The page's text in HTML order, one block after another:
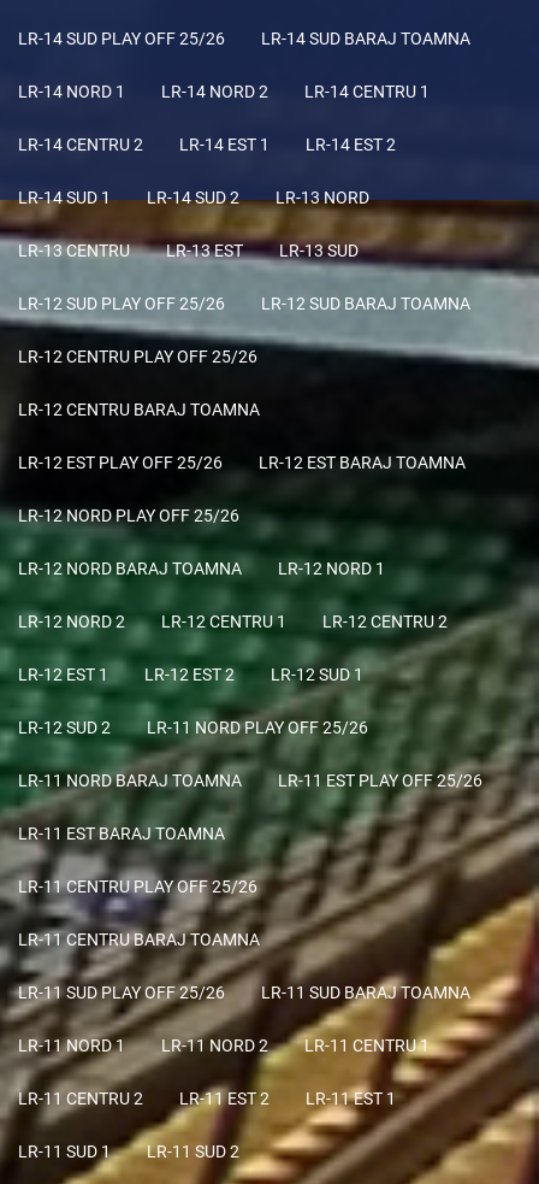
LR-14 SUD PLAY OFF 25/26 LR-14 SUD BARAJ TOAMNA
LR-14 NORD 1 LR-14 NORD 2 LR-14 CENTRU 1
LR-14 CENTRU 2 LR-14 EST 1 LR-14 EST 2
LR-14 SUD 1 LR-14 SUD 2 LR-13 NORD
LR-13 CENTRU LR-13 EST LR-13 SUD
LR-12 SUD PLAY OFF 25/26 LR-12 SUD BARAJ TOAMNA
LR-12 CENTRU PLAY OFF 25/26
LR-12 CENTRU BARAJ TOAMNA
LR-12 EST PLAY OFF 25/26 LR-12 EST BARAJ TOAMNA
LR-12 NORD PLAY OFF 25/26
LR-12 NORD BARAJ TOAMNA LR-12 NORD 1
LR-12 NORD 2 LR-12 CENTRU 1 LR-12 CENTRU 2
LR-12 EST 1 LR-12 EST 2 LR-12 SUD 1
LR-12 SUD 2 LR-11 NORD PLAY OFF 25/26
LR-11 NORD BARAJ TOAMNA LR-11 EST PLAY OFF 25/26
LR-11 EST BARAJ TOAMNA
LR-11 CENTRU PLAY OFF 25/26
LR-11 CENTRU BARAJ TOAMNA
LR-11 SUD PLAY OFF 25/26 LR-11 SUD BARAJ TOAMNA
LR-11 NORD 1 LR-11 NORD 2 LR-11 CENTRU 1
LR-11 CENTRU 2 LR-11 EST 2 LR-11 EST 1
LR-11 SUD 1 LR-11 SUD 2